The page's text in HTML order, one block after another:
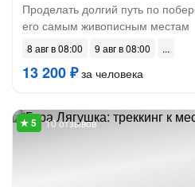
Проделать долгий путь по
его самым живописным местам
8 авг в 08:00 9 авг в 08:00
13 200 ₽за человека
10 отзывов